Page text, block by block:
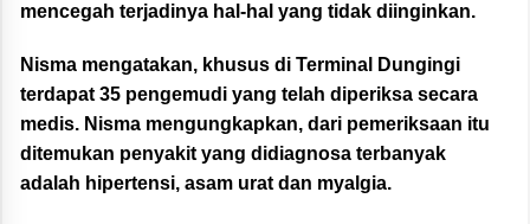
mencegah terjadinya hal-hal yang tidak diinginkan.
Nisma mengatakan, khusus di Terminal Dungingi
terdapat 35 pengemudi yang telah diperiksa secara
medis. Nisma mengungkapkan, dari pemeriksaan itu
ditemukan penyakit yang didiagnosa terbanyak
adalah hipertensi, asam urat dan myalgia.